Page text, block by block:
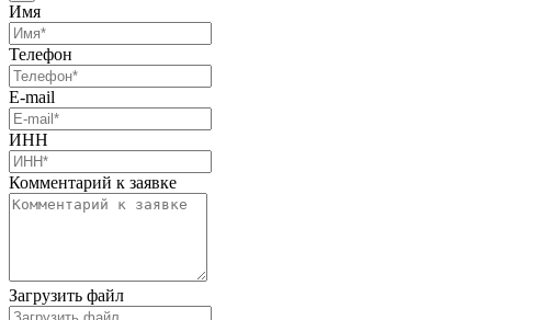
Имя
Телефон
E-mail
ИНН
Комментарий к заявке
Загрузить файл